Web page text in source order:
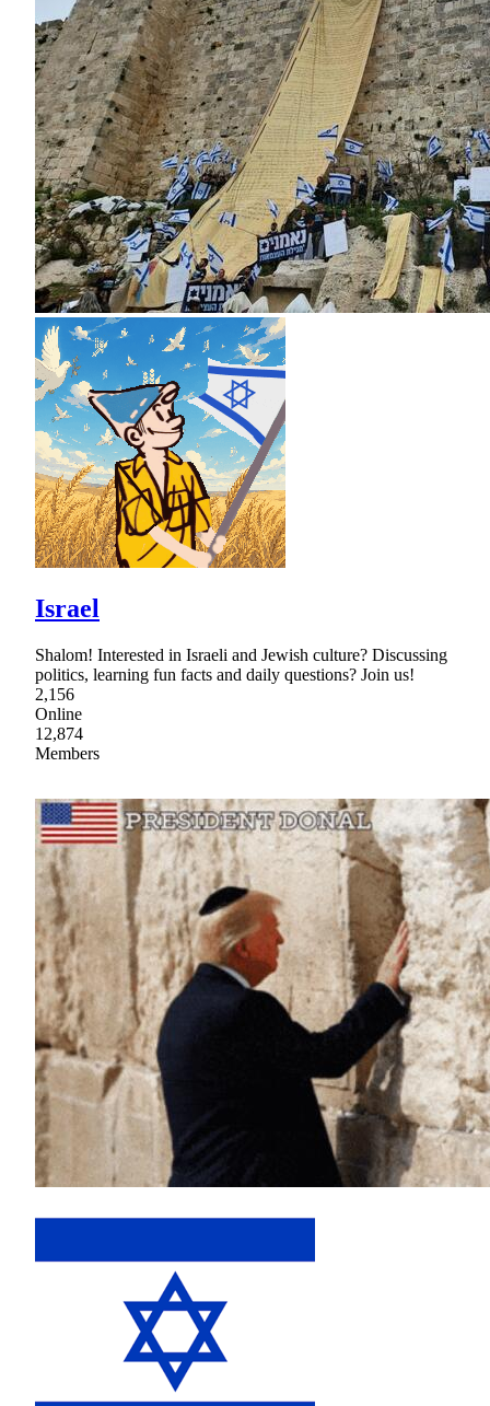
Israel
Shalom! Interested in Israeli and Jewish culture? Discussing
politics, learning fun facts and daily questions? Join us!
2,156
Online
12,874
Members